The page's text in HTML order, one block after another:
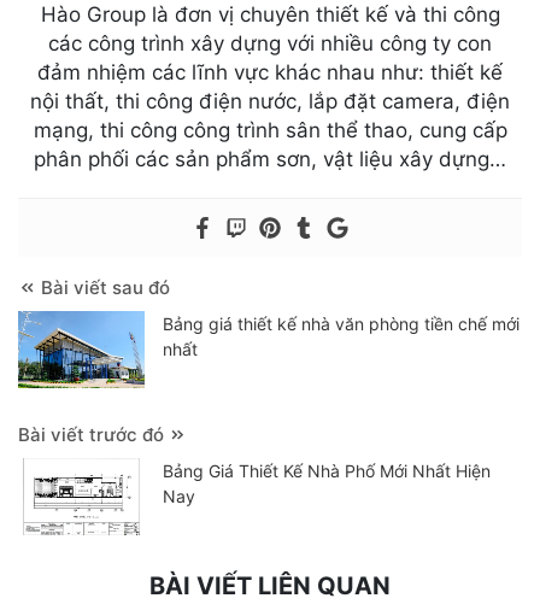
Hào Group là đơn vị chuyên thiết kế và thi công
các công trình xây dựng với nhiều công ty con
đảm nhiệm các lĩnh vực khác nhau như: thiết kế
nội thất, thi công điện nước, lắp đặt camera, điện
mạng, thi công công trình sân thể thao, cung cấp
phân phối các sản phẩm sơn, vật liệu xây dựng…
Bài viết sau đó
Bảng giá thiết kế nhà văn phòng tiền chế mới
nhất
Bài viết trước đó
Bảng Giá Thiết Kế Nhà Phố Mới Nhất Hiện
Nay
BÀI VIẾT LIÊN QUAN